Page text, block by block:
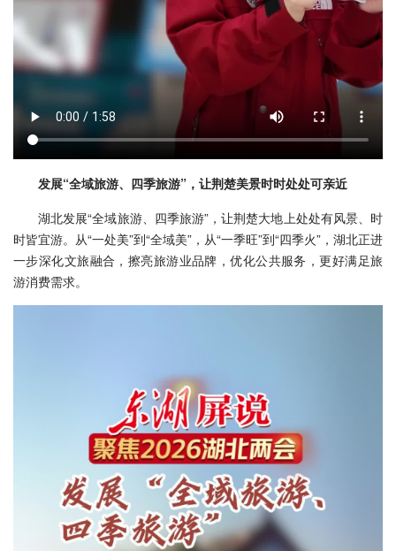
发展“全域旅游、四季旅游”，让荆楚美景时时处处可亲近
湖北发展“全域旅游、四季旅游”，让荆楚大地上处处有风景、时
时皆宜游。从“一处美”到“全域美”，从“一季旺”到“四季火”，湖北正进
一步深化文旅融合，擦亮旅游业品牌，优化公共服务，更好满足旅
游消费需求。